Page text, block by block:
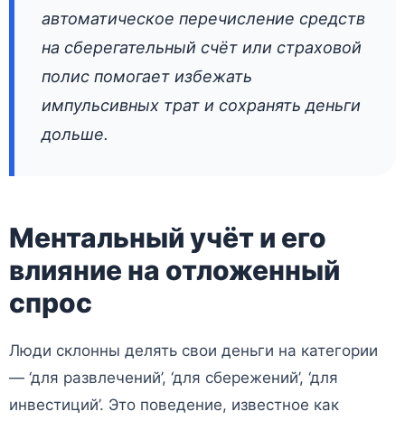
автоматическое перечисление средств
на сберегательный счёт или страховой
полис помогает избежать
импульсивных трат и сохранять деньги
дольше.
Ментальный учёт и его
влияние на отложенный
спрос
Люди склонны делять свои деньги на категории
— ‘для развлечений’, ‘для сбережений’, ‘для
инвестиций’. Это поведение, известное как